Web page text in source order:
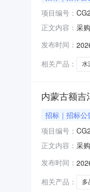
项目编号：
正文内容： 采
工
至
发布时间：
相关产品：
水
内蒙古额
招标｜招标公
项目编号：
正文内容： 采
调
人
发布时间：
相关产品：
多